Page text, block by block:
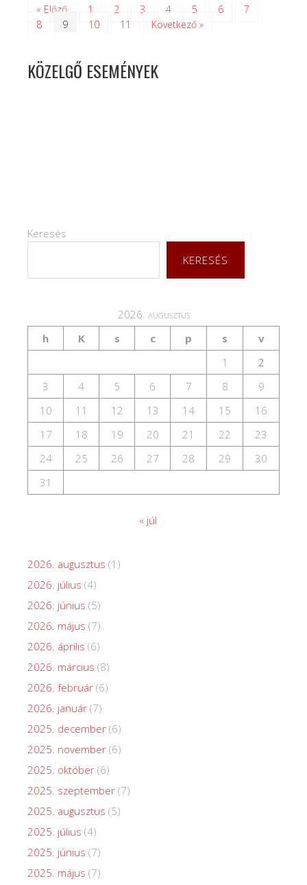
« Előző 1 2 3 4 5 6
7
8
9 10 11 Következő »
KÖZELGŐ ESEMÉNYEK
Keresés
KERESÉS
2026. augusztus
h
K s c p s
v
1
2
3
4 5 6 7 8
9
10
11 12 13 14 15
16
17
18 19 20 21 22
23
24
25 26 27 28 29
30
31
« júl
2026. augusztus (1)
2026. július (4)
2026. június (5)
2026. május (7)
2026. április (6)
2026. március (8)
2026. február (6)
2026. január (7)
2025. december (6)
2025. november (6)
2025. október (6)
2025. szeptember (7)
2025. augusztus (5)
2025. július (4)
2025. június (7)
2025. május (7)